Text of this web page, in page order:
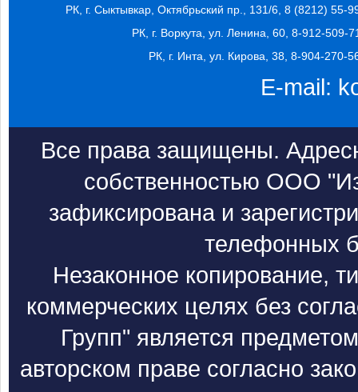
РК, г. Сыктывкар, Октябрьский пр., 131/6, 8 (8212) 55-
РК, г. Воркута, ул. Ленина, 60, 8-912-509-
РК, г. Инта, ул. Кирова, 38, 8-904-270-
E-mail:
Все права защищены.
собственностью ООО
зафиксирована и
телефонных
Незаконное копирование,
коммерческих целях без
Групп" является
авторском праве согласно